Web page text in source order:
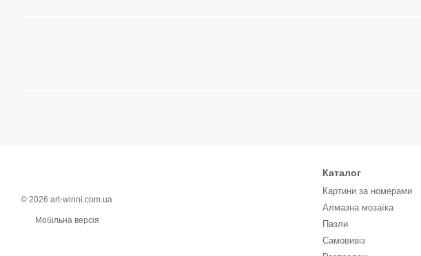
© 2026 art-winni.com.ua
Мобільна версія
Каталог
Картини за номерами
Алмазна мозаїка
Пазли
Самовивіз